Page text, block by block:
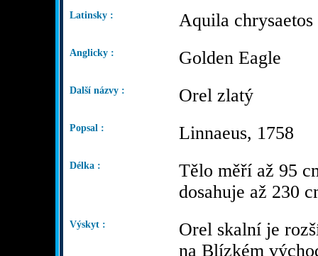
Latinsky : Aquila chrysaetos
Anglicky : Golden Eagle
Další názvy : Orel zlatý
Popsal : Linnaeus, 1758
Délka :
Tělo měří až 95
dosahuje až 230
Výskyt :
Orel skalní je
na Blízkém